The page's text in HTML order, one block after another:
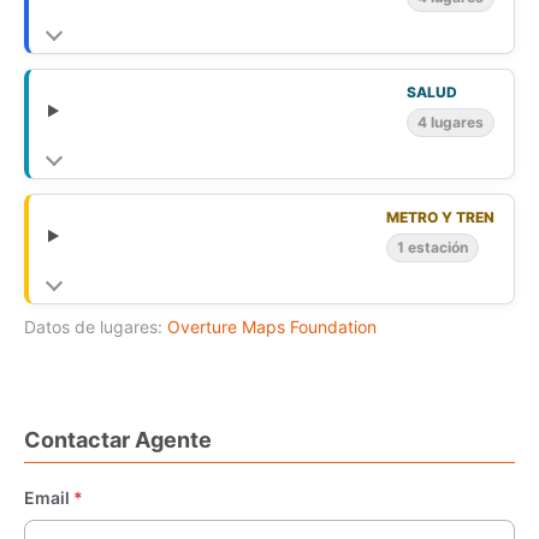
SALUD
4 lugares
METRO Y TREN
1 estación
Datos de lugares: Overture Maps Foundation
Contactar Agente
Email *